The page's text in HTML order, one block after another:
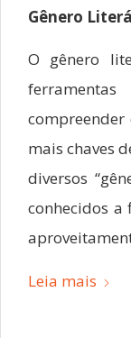
Gênero
O gênero
mais chaves
diversos
conhecidos
Leia mais